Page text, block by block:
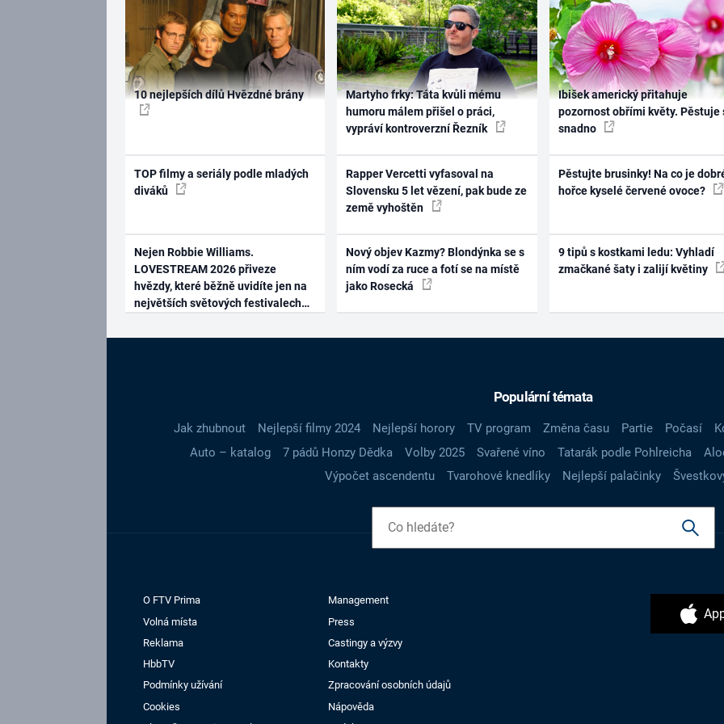
10 nejlepších dílů Hvězdné brány
TOP filmy a seriály podle mladých
diváků
Nejen Robbie Williams.
LOVESTREAM 2026 přiveze
hvězdy, které běžně uvidíte jen na
největších světových festivalech
Martyho frky: Táta kvůli mému
humoru málem přišel o práci,
vypráví kontroverzní Řezník
Rapper Vercetti vyfasoval na
Slovensku 5 let vězení, pak bude ze
země vyhoštěn
Nový objev Kazmy? Blondýnka se s
ním vodí za ruce a fotí se na místě
jako Rosecká
Ibišek americký přitahuje
pozornost obřími květy. Pěstuje
snadno
Pěstujte brusinky! Na co je
hořce kyselé červené ovoce?
9 tipů s kostkami ledu: Vyhladí
zmačkané šaty i zalijí květiny
Populární témata
Jak zhubnout Nejlepší filmy 2024 Nejlepší horory TV program Změna času Partie Počasí
Auto – katalog
7 pádů Honzy Dědka Volby 2025 Svařené víno Tatarák podle Pohlreicha
Výpočet ascendentu
Tvarohové knedlíky Nejlepší palačinky
O FTV Prima
Management
Volná místa
Press
Reklama
Castingy a výzvy
HbbTV
Kontakty
Podmínky užívání
Zpracování osobních údajů
Cookies
Nápověda